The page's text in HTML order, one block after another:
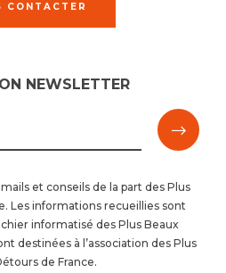
CONTACTER
NEWSLETTER
la
et conseils de la part des Plus
Les informations recueillies sont
informatisé des Plus Beaux
destinées à l’association des Plus
de France.